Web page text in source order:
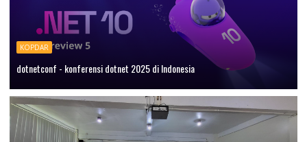
KOPDAR
dotnetconf - konferensi dotnet 2025 di Indonesia